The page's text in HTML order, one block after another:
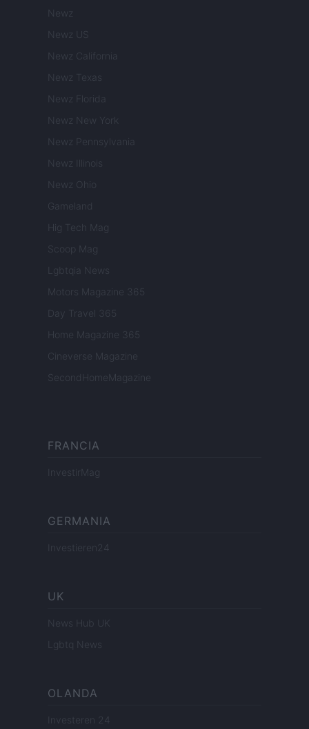
Newz
Newz US
Newz California
Newz Texas
Newz Florida
Newz New York
Newz Pennsylvania
Newz Illinois
Newz Ohio
Gameland
Hig Tech Mag
Scoop Mag
Lgbtqia News
Motors Magazine 365
Day Travel 365
Home Magazine 365
Cineverse Magazine
SecondHomeMagazine
FRANCIA
InvestirMag
GERMANIA
Investieren24
UK
News Hub UK
Lgbtq News
OLANDA
Investeren 24